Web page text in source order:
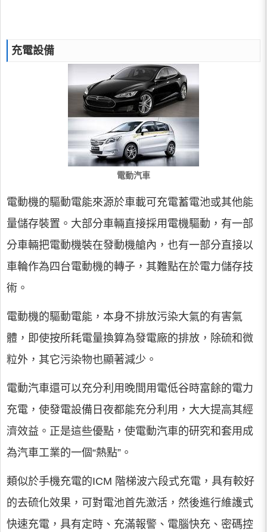
充電設備
電動汽車
電動機的驅動電能來源於車載可充電蓄電池或其他能
量儲存裝置。大部分車輛直接採用電機驅動，有一部
分車輛把電動機裝在發動機艙內，也有一部分直接以
車輪作為四台電動機的轉子，其難點在於電力儲存技
術。
電動機的驅動電能，本身不排放污染大氣的有害氣
體，即使按所耗電量換算為發電廠的排放，除硫和微
粒外，其它污染物也顯著減少。
電動汽車還可以充分利用晚間用電低谷時富餘的電力
充電，使發電設備日夜都能充分利用，大大提高其經
濟效益。正是這些優點，使電動汽車的研究和套用成
為汽車工業的一個“熱點”。
類似於手機充電的ICM 階梯波六段式充電，具有較好
的去硫化效果，可對電池首先激活，然後進行維護式
快速充電，具有定時、充滿報警、電腦快充、密碼控